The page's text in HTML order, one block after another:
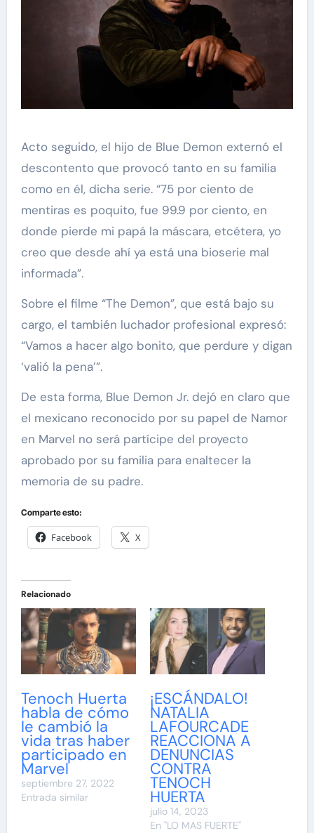
Acto seguido, el hijo de Blue Demon externó el
descontento que provocó tanto en su familia
como en él, dicha serie. “75 por ciento de
mentiras es poquito, fue 99.9 por ciento, en
donde pierde mi papá la máscara, etcétera, yo
creo que desde ahí ya está una bioserie mal
informada”.
Sobre el filme “The Demon”, que está bajo su
cargo, el también luchador profesional expresó:
“Vamos a hacer algo bonito, que perdure y digan
‘valió la pena’”.
De esta forma, Blue Demon Jr. dejó en claro que
el mexicano reconocido por su papel de Namor
en Marvel no será partícipe del proyecto
aprobado por su familia para enaltecer la
memoria de su padre.
Comparte esto:
Facebook X
Relacionado
Tenoch Huerta
habla de cómo
le cambió la
vida tras haber
participado en
Marvel
septiembre 27, 2022
Entrada similar
¡ESCÁNDALO!
NATALIA
LAFOURCADE
REACCIONA A
DENUNCIAS
CONTRA
TENOCH
HUERTA
julio 14, 2023
En "LO MAS FUERTE"